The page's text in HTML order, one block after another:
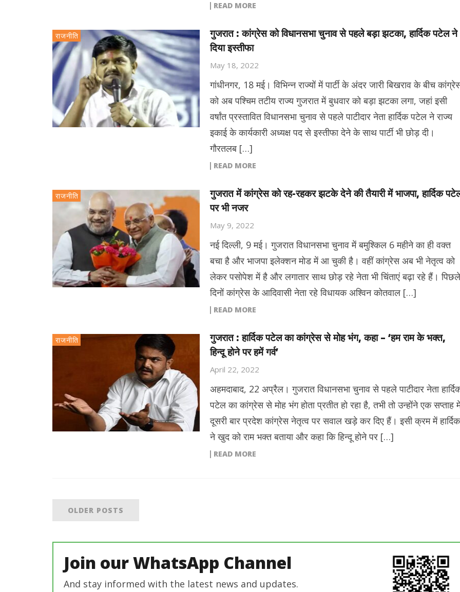
READ MORE
राजनीति
गुजरात : कांग्रेस को विधानसभा चुनाव से पहले बड़ा झटका, हार्दिक पटेल ने
दिया इस्तीफा
May 18, 2022
गांधीनगर, 18 मई। विभिन्न राज्यों में पार्टी के अंदर जारी बिखराव के बीच
को अब पश्चिम तटीय राज्य गुजरात में बुधवार को बड़ा झटका लगा, जहां इसी
वर्षांत प्रस्तावित विधानसभा चुनाव से पहले पाटीदार नेता हार्दिक पटेल ने राज्य
इकाई के कार्यकारी अध्यक्ष पद से इस्तीफा देने के साथ पार्टी भी छोड़ दी।
गौरतलब […]
READ MORE
राजनीति
गुजरात में कांग्रेस को रह-रहकर झटके देने की तैयारी में भाजपा, हार्दिक
पर भी नजर
May 9, 2022
नई दिल्ली, 9 मई। गुजरात विधानसभा चुनाव में बमुश्किल 6 महीने का ही वक्त
बचा है और भाजपा इलेक्शन मोड में आ चुकी है। वहीं कांग्रेस अब भी नेतृत्व को
लेकर पसोपेश में है और लगातार साथ छोड़ रहे नेता भी चिंताएं बढ़ा रहे हैं। पिछले
दिनों कांग्रेस के आदिवासी नेता रहे विधायक अश्विन कोतवाल […]
READ MORE
राजनीति
गुजरात : हार्दिक पटेल का कांग्रेस से मोह भंग, कहा – ‘हम राम के भक्त,
हिन्दू होने पर हमें गर्व’
April 22, 2022
अहमदाबाद, 22 अप्रैल। गुजरात विधानसभा चुनाव से पहले पाटीदार नेता
पटेल का कांग्रेस से मोह भंग होता प्रतीत हो रहा है, तभी तो उन्होंने एक सप्ताह
दूसरी बार प्रदेश कांग्रेस नेतृत्व पर सवाल खड़े कर दिए हैं। इसी क्रम में हार्दिक
ने खुद को राम भक्त बताया और कहा कि हिन्दू होने पर […]
READ MORE
OLDER POSTS
Join our WhatsApp Channel
And stay informed with the latest news and updates.